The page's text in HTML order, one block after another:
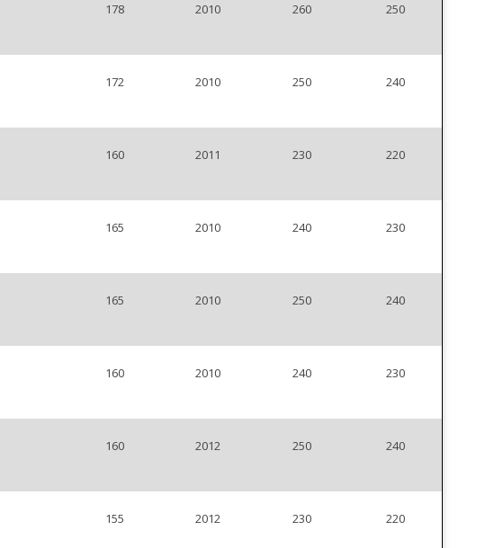
178 2010 260 250
172 2010 250 240
160 2011 230 220
165 2010 240 230
165 2010 250 240
160 2010 240 230
160 2012 250 240
155 2012 230 220